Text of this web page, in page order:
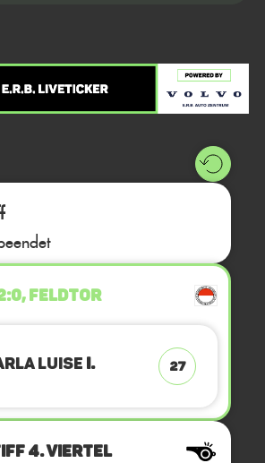
FELDTOR
Luise I. 27
4. Viertel